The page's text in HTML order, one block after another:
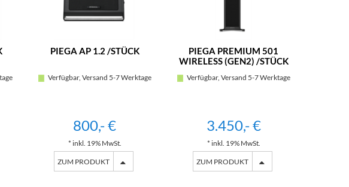
PIEGA AP 1.2 /STÜCK
Verfügbar, Versand 5-7 Werktage
800,- €
* inkl. 19% MwSt.
ZUM PRODUKT
PIEGA PREMIUM 501
WIRELESS (GEN2) /STÜCK
Verfügbar, Versand 5-7 Werktage
3.450,- €
* inkl. 19% MwSt.
ZUM PRODUKT